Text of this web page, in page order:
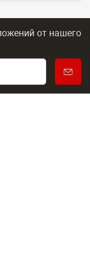
от нашего